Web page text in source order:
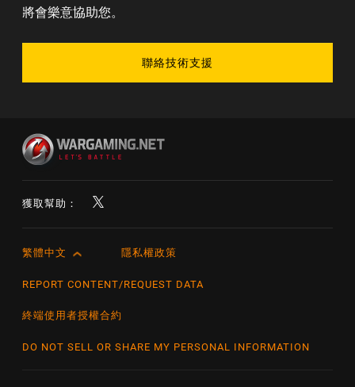
將會樂意協助您。
聯絡技術支援
獲取幫助：
English
Čeština
繁體中文 隱私權政策
REPORT CONTENT/REQUEST DATA
終端使用者授權合約
DO NOT SELL OR SHARE MY PERSONAL INFORMATION